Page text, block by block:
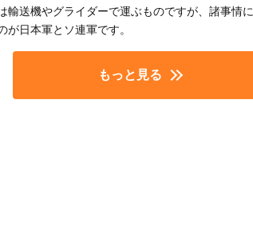
輸送機やグライダーで運ぶものですが、諸事情
日本軍とソ連軍です。
もっと見る